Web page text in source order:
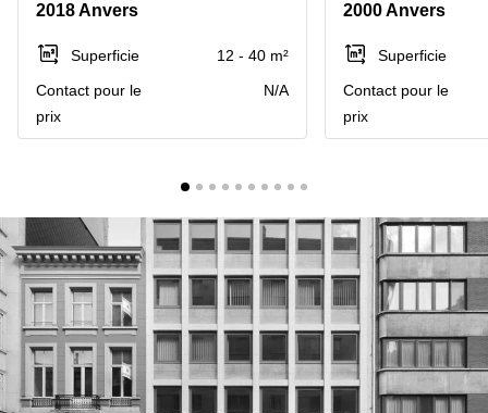
la
Neuve
Wallonie
Wavre
Centre
Anvers
Centre
d'affaires
Gand
Bruxelles
Coworking
Ixelles
Coworking
Namur
Coworking
Tournai
2018 Anvers
Superficie
12 - 40 m²
Contact pour le
prix
N/A
2000 Anvers
Superficie
Contact pour le
prix